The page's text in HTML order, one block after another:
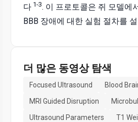
다 1-3. 이 프로토콜은 쥐 모델에
BBB 장애에 대한 실험 절차를
더 많은 동영상 탐색
Focused Ultrasound
Blood
MRI Guided Disruption
Ultrasound Parameters
T1